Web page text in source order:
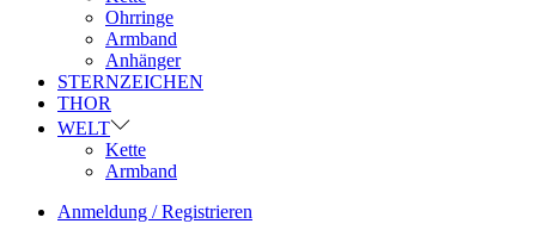
Ohrringe
Armband
Anhänger
STERNZEICHEN
THOR
WELT
Kette
Armband
Anmeldung / Registrieren